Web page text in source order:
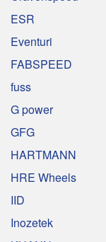
ESR
Eventuri
FABSPEED
fuss
G power
GFG
HARTMANN
HRE Wheels
IID
Inozetek